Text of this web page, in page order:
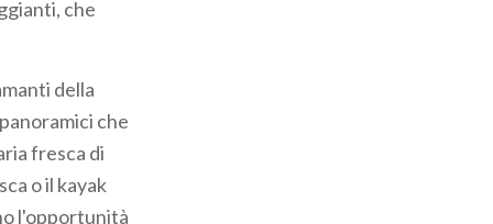
che
della
che
fresca di
o il kayak
l'opportunità